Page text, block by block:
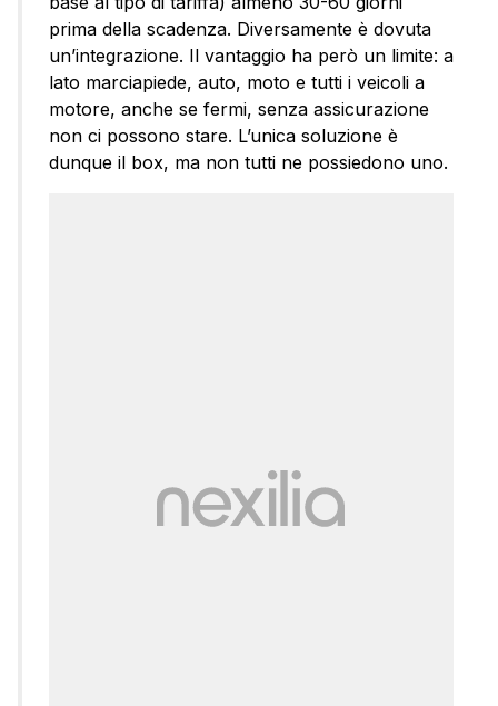
prima della scadenza. Diversamente è dovuta
un’integrazione. Il vantaggio ha però un limite: a
lato marciapiede, auto, moto e tutti i veicoli a
motore, anche se fermi, senza assicurazione
non ci possono stare. L’unica soluzione è
dunque il box, ma non tutti ne possiedono uno.